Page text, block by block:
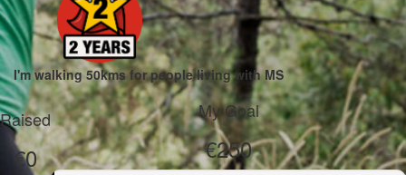
I'm walking 50kms for people living with MS
Raised
€0
My Goal
€250